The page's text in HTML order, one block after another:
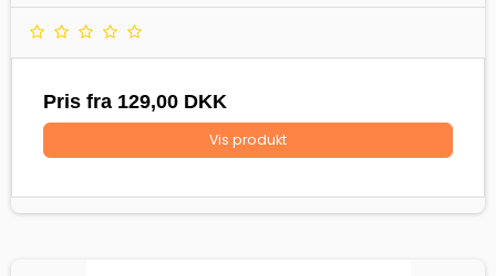
Pris fra 129,00 DKK
Vis produkt